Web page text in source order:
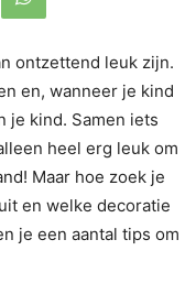
ontzettend leuk zijn.
en, wanneer je kind
je kind. Samen iets
heel erg leuk om
Maar hoe zoek je
en welke decoratie
je een aantal tips om